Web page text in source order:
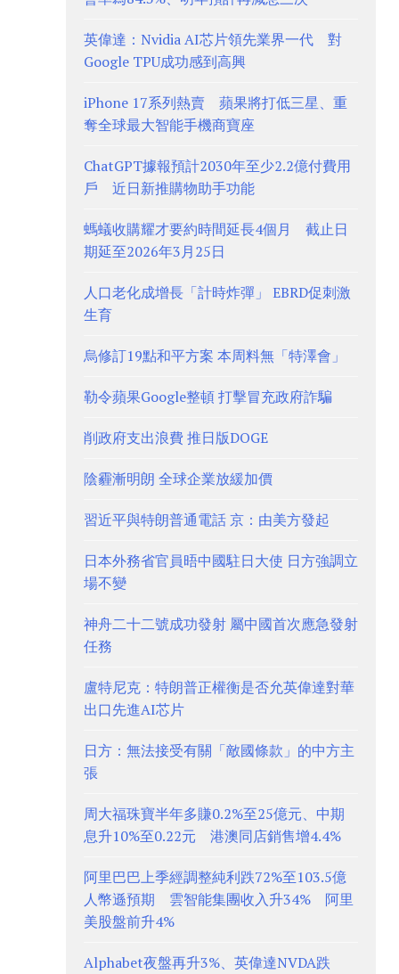
英偉達：Nvidia AI芯片領先業界一代 對
Google TPU成功感到高興
iPhone 17系列熱賣 蘋果將打低三星、重
奪全球最大智能手機商寶座
ChatGPT據報預計2030年至少2.2億付費用
戶 近日新推購物助手功能
螞蟻收購耀才要約時間延長4個月 截止日
期延至2026年3月25日
人口老化成增長「計時炸彈」 EBRD促刺激
生育
烏修訂19點和平方案 本周料無「特澤會」
勒令蘋果Google整頓 打擊冒充政府詐騙
削政府支出浪費 推日版DOGE
陰霾漸明朗 全球企業放緩加價
習近平與特朗普通電話 京：由美方發起
日本外務省官員晤中國駐日大使 日方強調立
場不變
神舟二十二號成功發射 屬中國首次應急發射
任務
盧特尼克：特朗普正權衡是否允英偉達對華
出口先進AI芯片
日方：無法接受有關「敵國條款」的中方主
張
周大福珠寶半年多賺0.2%至25億元、中期
息升10%至0.22元 港澳同店銷售增4.4%
阿里巴巴上季經調整純利跌72%至103.5億
人幣遜預期 雲智能集團收入升34% 阿里
美股盤前升4%
Alphabet夜盤再升3%、英偉達NVDA跌